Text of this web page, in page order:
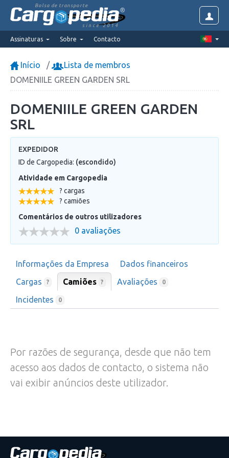
Bolsa de transporte
since 2014
Assinaturas Sobre Contacto
Início
Lista de membros
DOMENIILE GREEN GARDEN SRL
DOMENIILE GREEN GARDEN
SRL
EXPEDIDOR
ID de Cargopedia: (escondido)
Atividade em Cargopedia
? cargas
? camiões
Comentários de outros utilizadores
0 avaliações
Informações da Empresa
Dados financeiros
Cargas
? Camiões ? Avaliações 0
Incidentes 0
Por razões de segurança, desde que não tem
acesso aos dados de contacto, o sistema não
vai exibir anúncios deste utilizador.